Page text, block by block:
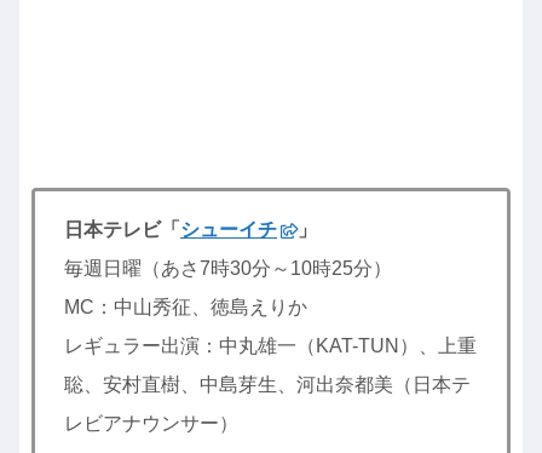
日本テレビ「 シューイチ
」
毎週日曜（あさ7時30分～10時25分）
MC：中山秀征、徳島えりか
レギュラー出演：中丸雄一（KAT-TUN）、上重
聡、安村直樹、中島芽生、河出奈都美（日本テ
レビアナウンサー）